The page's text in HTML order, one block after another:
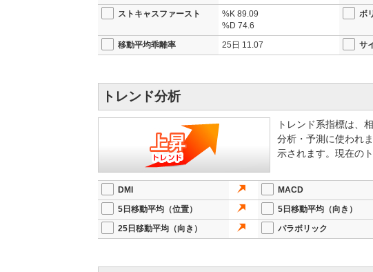
2025/10/31 16:04
【決算】25年12月期3Qの経常利益は
画
ストキャスファースト
%K 89.09
%D 74.6
ボ
移動平均乖離率 25日 11.07 サ
トレンド分析
トレンド系指標は、
分析・予測に使われ
示されます。現在の
DMI MACD
5日移動平均（位置）
5日移動平均（向き）
25日移動平均（向き）
パラボリック